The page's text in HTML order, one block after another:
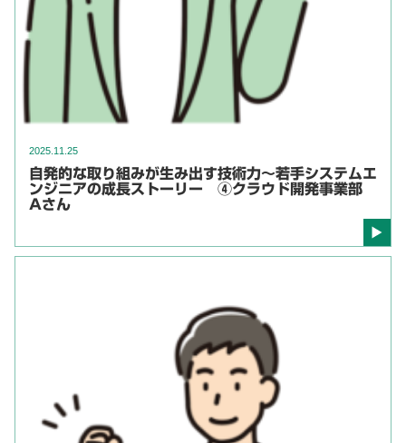
2025.11.25
自発的な取り組みが生み出す技術力～若手システムエ
ンジニアの成長ストーリー ④クラウド開発事業部
Aさん